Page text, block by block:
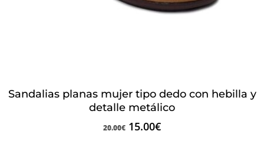
Sandalias planas mujer tipo dedo con hebilla y
detalle metálico
20.00€ 15.00€